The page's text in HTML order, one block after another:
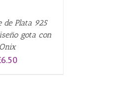
de Plata 925
gota con
Onix
6.50